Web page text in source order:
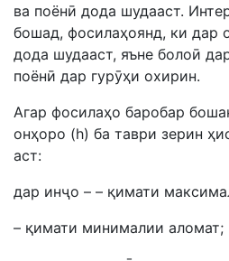
ва поёнӣ дода шудааст.
бошад, фосилаҳоянд, ки дар
дода шудааст, яъне болоӣ
поёнӣ дар гурӯҳи охирин.
Агар фосилаҳо баробар
онҳоро (h) ба таври зерин
аст:
дар инҷо – – қимати
– қимати минималии аломат;